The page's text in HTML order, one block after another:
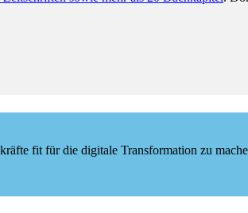
fit für die digitale Transformation zu